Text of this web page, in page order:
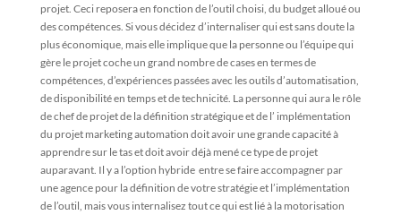
projet. Ceci reposera en fonction de l’outil choisi, du budget alloué ou
des compétences. Si vous décidez d’internaliser qui est sans doute la
plus économique, mais elle implique que la personne ou l’équipe qui
gère le projet coche un grand nombre de cases en termes de
compétences, d’expériences passées avec les outils d’automatisation,
de disponibilité en temps et de technicité. La personne qui aura le rôle
de chef de projet de la définition stratégique et de l’ implémentation
du projet marketing automation doit avoir une grande capacité à
apprendre sur le tas et doit avoir déjà mené ce type de projet
auparavant. Il y a l’option hybride entre se faire accompagner par
une agence pour la définition de votre stratégie et l’implémentation
de l’outil, mais vous internalisez tout ce qui est lié à la motorisation